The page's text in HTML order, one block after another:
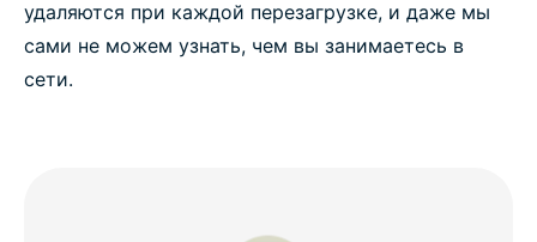
удаляются при каждой перезагрузке, и даже мы
сами не можем узнать, чем вы занимаетесь в
сети.